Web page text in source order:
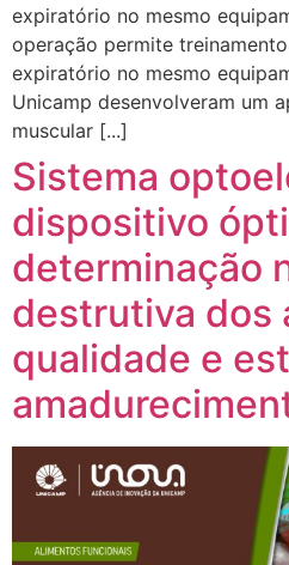
expiratório no mesmo
operação permite
expiratório no mesmo
Unicamp desenvolveram um
muscular [...]
Sistema
dispositivo
determinação
destrutiva dos
qualidade e